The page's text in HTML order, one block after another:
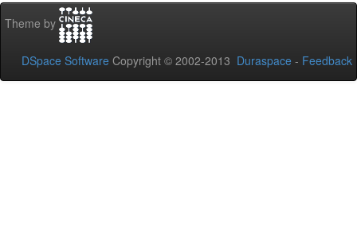
Theme by
DSpace Software Copyright © 2002-2013 Duraspace - Feedback